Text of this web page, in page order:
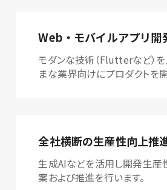
Web・モバイルアプリ開
モダンな技術（Flutterなど）を
まな業界向けにプロダクトを
全社横断の生産性向上推
生成AIなどを活用し開発生産
案および推進を行います。